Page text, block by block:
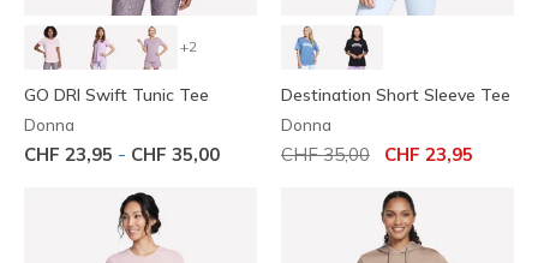
+2
GO DRI Swift Tunic Tee
Donna
CHF 23,95 - CHF 35,00
Destination Short Sleeve Tee
Donna
Prezzo ridotto da
CHF 35,00 per
CHF 23,95